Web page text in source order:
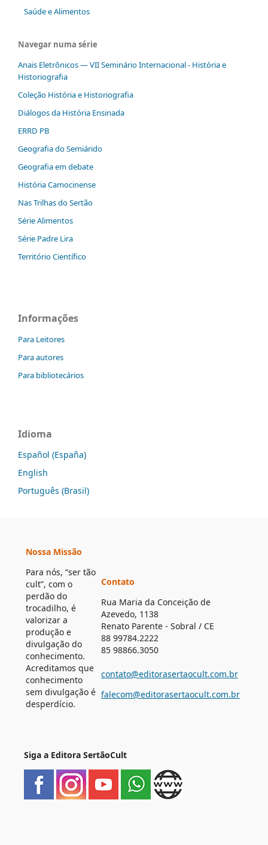
Saúde e Alimentos
Navegar numa série
Anais Eletrônicos — VII Seminário Internacional - História e
Historiografia
Coleção História e Historiografia
Diálogos da História Ensinada
ERRD PB
Geografia do Semiárido
Geografia em debate
História Camocinense
Nas Trilhas do Sertão
Série Alimentos
Série Padre Lira
Território Científico
Informações
Para Leitores
Para autores
Para bibliotecários
Idioma
Español (España)
English
Português (Brasil)
Nossa Missão
Para nós, “ser tão
cult”, com o
perdão do
trocadilho, é
valorizar a
produção e
divulgação do
conhecimento.
Acreditamos que
conhecimento
sem divulgação é
desperdício.
Contato
Rua Maria da Conceição de
Azevedo, 1138
Renato Parente - Sobral / CE
88 99784.2222
85 98866.3050
contato@editorasertaocult.com.br
falecom@editorasertaocult.com.br
Siga a Editora SertãoCult